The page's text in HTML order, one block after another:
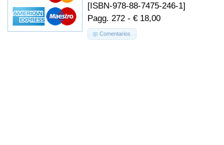
[ISBN-978-88-7475-246-1]
Pagg. 272 - € 18,00
Comentarios